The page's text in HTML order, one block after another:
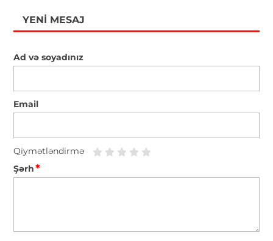
YENI MESAJ
Ad və soyadınız
Email
Qiymətləndirmə
Şərh*